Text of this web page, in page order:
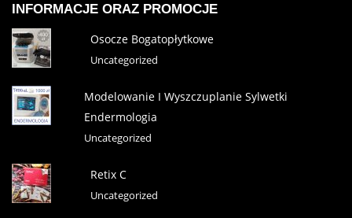
INFORMACJE ORAZ PROMOCJE
Osocze Bogatopłytkowe
Uncategorized
Modelowanie I Wyszczuplanie Sylwetki
Endermologia
Uncategorized
Retix C
Uncategorized